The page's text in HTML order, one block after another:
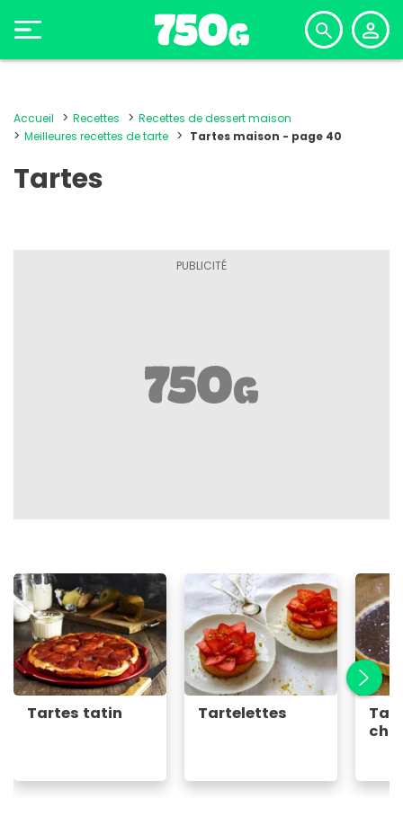
Accueil Recettes
Recettes de dessert maison
Meilleures recettes de tarte
Tartes maison - page 40
Tartes
Tartes tatin Tartelettes